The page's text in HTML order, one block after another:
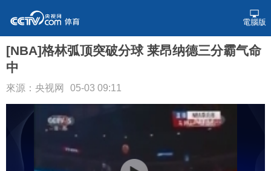
電腦版
[NBA]格林弧顶突破分球 莱昂纳德三分霸气命
中
來源：央视网 05-03 09:11